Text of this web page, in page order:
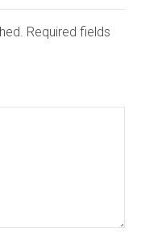
Required fields